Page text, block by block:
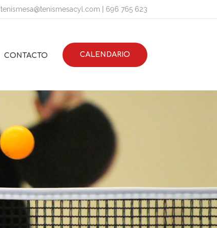
tenismesa@tenismesacyl.com 696 765 623
CONTACTO CALENDARIO